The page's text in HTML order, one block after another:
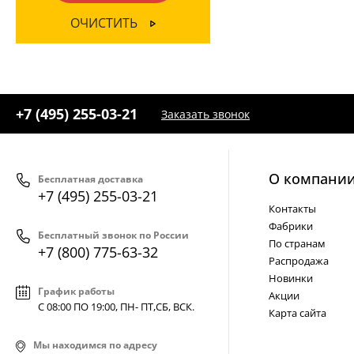
ОЧИСТИТЬ
+7 (495) 255-03-21 Заказать звонок
Бесплатная доставка
+7 (495) 255-03-21
Бесплатный звонок по России
+7 (800) 775-63-32
График работы
С 08:00 ПО 19:00, ПН- ПТ,СБ, ВСК.
Мы находимся по адресу
О
Контакты
Фабрики
По странам
Распродажа
Новинки
Акции
Карта сайта